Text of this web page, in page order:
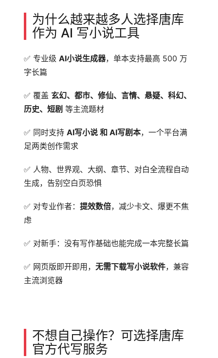
为什么越来越多人选择唐库
作为 AI 写小说工具
✅ 专业级AI小说生成器，单本支持最高 500 万
字长篇
✅ 覆盖 玄幻、都市、修仙、言情、悬疑、科幻、
历史、短剧 等主流题材
✅ 同时支持AI写小说 和 AI写剧本，一个平台满
足两类创作需求
✅ 人物、世界观、大纲、章节、对白全流程自动
生成，告别空白页恐惧
✅ 对专业作者：提效数倍，减少卡文、爆更不焦
虑
✅ 对新手：没有写作基础也能完成一本完整长篇
✅ 网页版即开即用，无需下载写小说软件，兼容
主流浏览器
不想自己操作？可选择唐库
官方代写服务